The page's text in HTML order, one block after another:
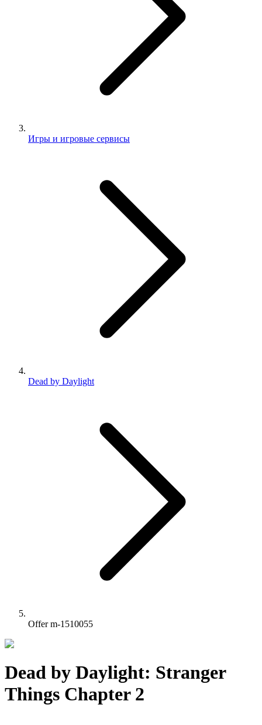
Игры и игровые сервисы
Dead by Daylight
Offer m-1510055
Dead by Daylight: Stranger
Things Chapter 2